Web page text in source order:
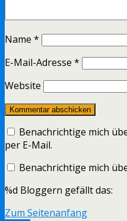
Name *
E-Mail-Adresse *
Website
Benachrichtige mich
per E-Mail.
Benachrichtige mich
%d Bloggern gefällt das:
Zum Seitenanfang